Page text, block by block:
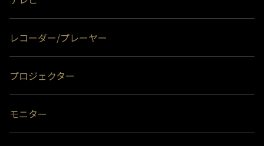
レコーダー/プレーヤー
プロジェクター
モニター